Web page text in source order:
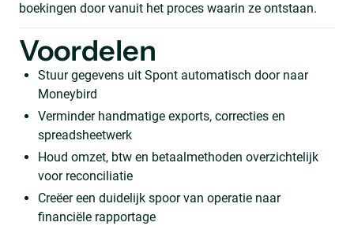
boekingen door vanuit het proces waarin ze ontstaan.
Voordelen
Stuur gegevens uit Spont automatisch door naar
Moneybird
Verminder handmatige exports, correcties en
spreadsheetwerk
Houd omzet, btw en betaalmethoden overzichtelijk
voor reconciliatie
Creëer een duidelijk spoor van operatie naar
financiële rapportage